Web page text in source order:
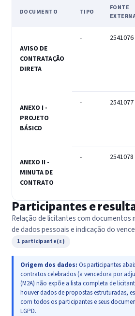
DOCUMENTO TIPO
FONTE
AVISO DE
CONTRATAÇÃO
DIRETA
- 2541076
ANEXO I -
PROJETO
BÁSICO
- 2541077
ANEXO II -
MINUTA DE
CONTRATO
- 2541078
Participantes e
Relação de licitantes com documentos
de dados pessoais e indicação do
1 participante(s)
Origem dos dados: Os participantes
contratos celebrados (a vencedora por
(M2A) não expõe a lista completa de
houver dados de propostas estruturadas,
com todos os participantes e seus
LGPD.